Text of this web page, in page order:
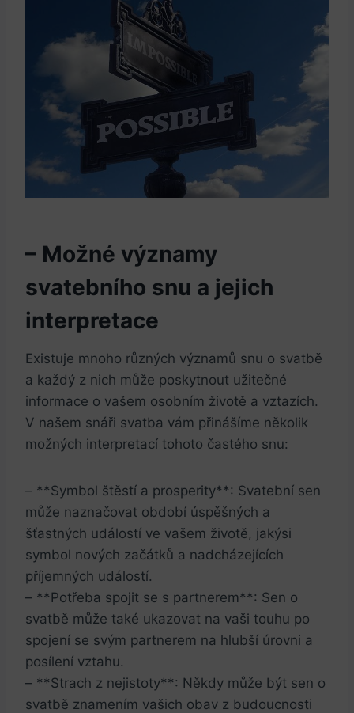
– Možné ⁣významy
svatebního ​snu a jejich⁤
interpretace
Existuje mnoho různých významů ​snu o svatbě
a každý‍ z nich může poskytnout užitečné
informace o vašem osobním životě a vztazích.
V ‍našem snáři svatba vám přinášíme několik
⁣možných interpretací tohoto častého ⁢snu:
– **Symbol štěstí a prosperity**: Svatební sen
může naznačovat ​období úspěšných a
šťastných ⁣událostí ve vašem ‍životě, jakýsi
symbol nových začátků a nadcházejících
příjemných událostí.
– **Potřeba spojit⁣ se s partnerem**: Sen o
svatbě může také ukazovat na vaši ‍touhu po
spojení se ⁤svým partnerem na hlubší úrovni a
posílení vztahu.
– **Strach z nejistoty**:⁣ Někdy může být sen​ o
svatbě znamením vašich obav z budoucnosti